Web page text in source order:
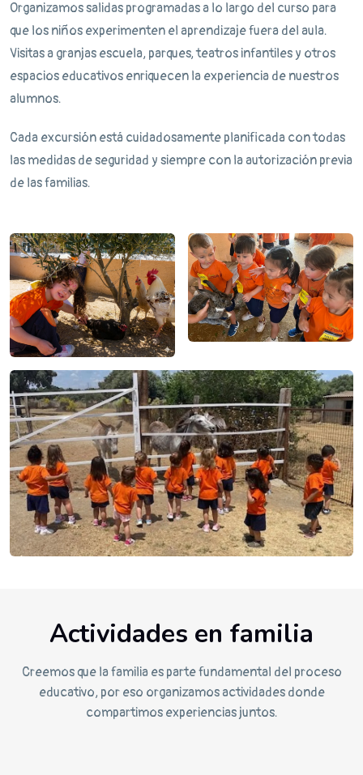
Organizamos salidas programadas a lo largo del curso para
que los niños experimenten el aprendizaje fuera del aula.
Visitas a granjas escuela, parques, teatros infantiles y otros
espacios educativos enriquecen la experiencia de nuestros
alumnos.
Cada excursión está cuidadosamente planificada con todas
las medidas de seguridad y siempre con la autorización previa
de las familias.
Actividades en familia
Creemos que la familia es parte fundamental del proceso
educativo, por eso organizamos actividades donde
compartimos experiencias juntos.